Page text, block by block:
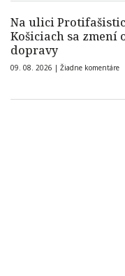
Na ulici
Košiciach sa zmení
dopravy
09. 08. 2026 | Žiadne komentáre